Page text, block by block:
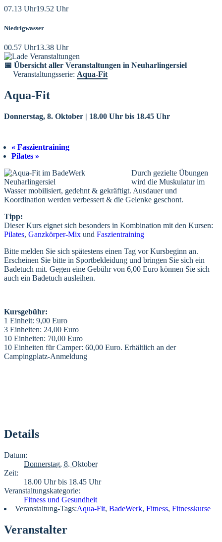
07.13 Uhr19.52 Uhr
Niedrigwasser
00.57 Uhr13.38 Uhr
📅 Übersicht aller Veranstaltungen in Neuharlingersiel
Veranstaltungsserie: Aqua-Fit
Aqua-Fit
Donnerstag, 8. Oktober | 18.00 Uhr bis 18.45 Uhr
« Faszientraining
Pilates »
Durch gezielte Übungen
wird die Muskulatur im
Wasser mobilisiert, gedehnt & gekräftigt. Ausdauer und
Koordination werden verbessert & die Gelenke geschont.
Tipp:
Dieser Kurs eignet sich besonders in Kombination mit den Kursen:
Pilates, Ganzkörper-Mix und Faszientraining
Bitte melden Sie sich spätestens einen Tag vor Kursbeginn an.
Erscheinen Sie bitte in Sportbekleidung und bringen Sie sich ein
Badetuch mit. Gegen eine Gebühr von 6,00 Euro können Sie sich
auch ein Badetuch ausleihen.
Kursgebühr:
1 Einheit: 9,00 Euro
3 Einheiten: 24,00 Euro
10 Einheiten: 70,00 Euro
10 Einheiten für Camper: 60,00 Euro. Erhältlich an der
Campingplatz-Anmeldung
Details
Datum:
Donnerstag, 8. Oktober
Zeit:
18.00 Uhr bis 18.45 Uhr
Veranstaltungskategorie:
Fitness und Gesundheit
Veranstaltung-Tags:Aqua-Fit, BadeWerk, Fitness, Fitnesskurse
Veranstalter